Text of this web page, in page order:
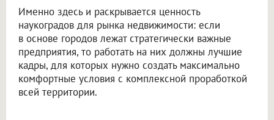
Именно здесь и раскрывается ценность
наукоградов для рынка недвижимости: если
в основе городов лежат стратегически важные
предприятия, то работать на них должны лучшие
кадры, для которых нужно создать максимально
комфортные условия с комплексной проработкой
всей территории.